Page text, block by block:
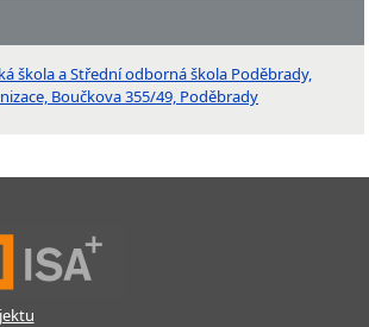
škola a Střední odborná škola Poděbrady,
Boučkova 355/49, Poděbrady